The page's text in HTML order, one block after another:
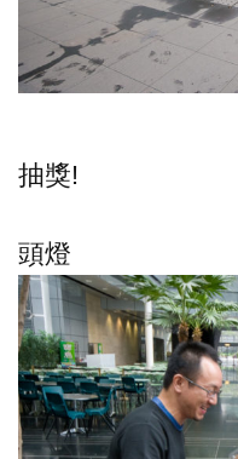
抽獎!
頭燈